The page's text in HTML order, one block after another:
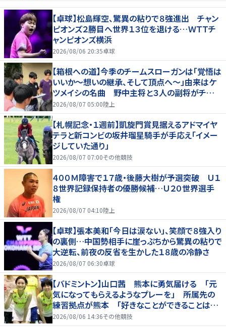
【卓球】松島輝空、驚異の粘りで８強進出 チャン
ピオンズ２勝目へ世界１３位を退ける…ＷＴＴチ
ャンピオンズ横浜
2026/08/06 20:35卓球
【箱根への道】今季のチームスローガンは「覚悟は
いいか～想いの継承、そして頂点へ～」由来はケ
ツメイシの名曲 野中主将と３人の副将がチーム
を引っ張る…夏合宿特集第１弾、国学院大
2026/08/07 05:00陸上
【札幌記念・１週前】凱旋門賞見据えるアドマイヤ
テラと新コンビの坂井瑠星騎手が手応え「イメー
ジしていた通り」
2026/08/07 07:00その他競技
４００Ｍ障害で１７歳・後藤大樹が予選突破 Ｕ１
８世界記録保持者の優勝候補…Ｕ２０世界選手
権
2026/08/07 04:10陸上
【卓球】張本美和「今日は涙ない」、笑顔で８強入り
の裏側…中国勢相手に崖っぷちから驚異の粘りで
大逆転、前夜の反省を生かした１８歳の冷静さ
2026/08/07 06:30卓球
【バドミントン】山口茜 熊本に勇気届ける 「元
気になってもらえるようなプレーを」 所属先の
練習拠点が熊本 「好きなことができることは当
たり前じゃない」
2026/08/06 14:36その他競技